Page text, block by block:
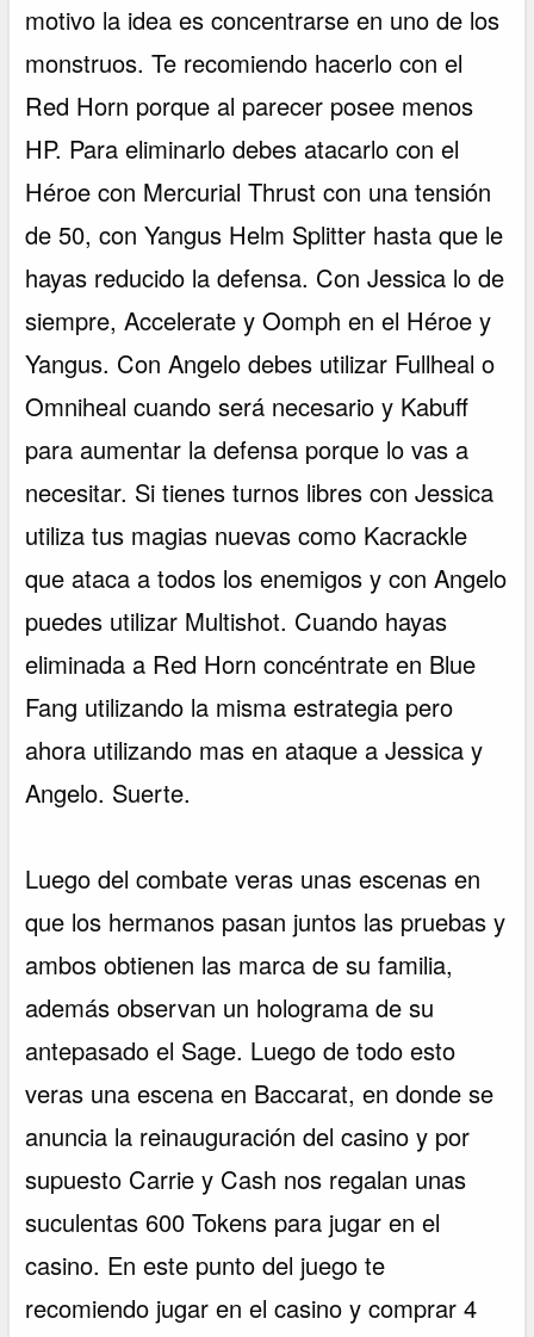
motivo la idea es concentrarse en uno de los
monstruos. Te recomiendo hacerlo con el
Red Horn porque al parecer posee menos
HP. Para eliminarlo debes atacarlo con el
Héroe con Mercurial Thrust con una tensión
de 50, con Yangus Helm Splitter hasta que le
hayas reducido la defensa. Con Jessica lo de
siempre, Accelerate y Oomph en el Héroe y
Yangus. Con Angelo debes utilizar Fullheal o
Omniheal cuando será necesario y Kabuff
para aumentar la defensa porque lo vas a
necesitar. Si tienes turnos libres con Jessica
utiliza tus magias nuevas como Kacrackle
que ataca a todos los enemigos y con Angelo
puedes utilizar Multishot. Cuando hayas
eliminada a Red Horn concéntrate en Blue
Fang utilizando la misma estrategia pero
ahora utilizando mas en ataque a Jessica y
Angelo. Suerte.
Luego del combate veras unas escenas en
que los hermanos pasan juntos las pruebas y
ambos obtienen las marca de su familia,
además observan un holograma de su
antepasado el Sage. Luego de todo esto
veras una escena en Baccarat, en donde se
anuncia la reinauguración del casino y por
supuesto Carrie y Cash nos regalan unas
suculentas 600 Tokens para jugar en el
casino. En este punto del juego te
recomiendo jugar en el casino y comprar 4